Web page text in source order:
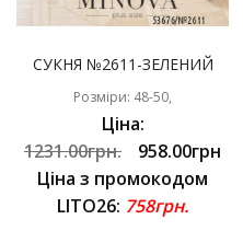
СУКНЯ №2611-ЗЕЛЕНИЙ
Розміри: 48-50,
Ціна:
1231.00грн.
958.00грн
Ціна з промокодом
LITO26: 758грн.